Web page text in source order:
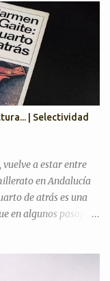
Andalucía). PAU
¿Cree que la actual
¿Considera
actualidad?
sustituir al ser
de otras
respetables?
personas con las
PAU 2026 YO A
| Selectividad
a estar entre
en Andalucía
de atrás es una
en algunos pasajes